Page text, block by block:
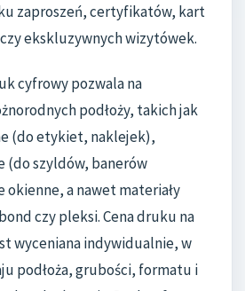
zaproszeń, certyfikatów, kart
ekskluzywnych wizytówek.
cyfrowy pozwala na
podłoży, takich jak
(do etykiet, naklejek),
(do szyldów, banerów
a nawet materiały
czy pleksi. Cena druku na
wyceniana indywidualnie, w
podłoża, grubości, formatu i